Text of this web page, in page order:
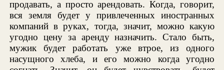
продавать, а просто арендовать. Когда, говорит,
вся земля будет у привлеченных иностранных
компаний в руках, тогда, значит, можно какую
угодно цену за аренду назначить. Стало быть,
мужик будет работать уже втрое, из одного
насущного хлеба, и его можно когда угодно